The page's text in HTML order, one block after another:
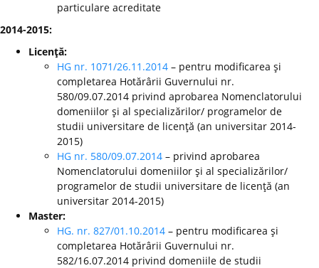
particulare acreditate
2014-2015:
Licenţă:
HG nr. 1071/26.11.2014 – pentru modificarea şi
completarea Hotărârii Guvernului nr.
580/09.07.2014 privind aprobarea Nomenclatorului
domeniilor şi al specializărilor/ programelor de
studii universitare de licenţă (an universitar 2014-
2015)
HG nr. 580/09.07.2014 – privind aprobarea
Nomenclatorului domeniilor şi al specializărilor/
programelor de studii universitare de licenţă (an
universitar 2014-2015)
Master:
HG. nr. 827/01.10.2014 – pentru modificarea şi
completarea Hotărârii Guvernului nr.
582/16.07.2014 privind domeniile de studii